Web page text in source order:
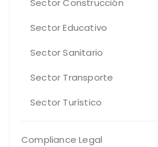
Sector Construcción
Sector Educativo
Sector Sanitario
Sector Transporte
Sector Turístico
Compliance Legal